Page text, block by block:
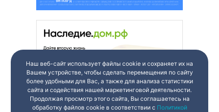
Наш веб-сайт использует файлы cookie и сохраняет их на
Вашем устройстве, чтобы сделать перемещения по сайту
более удобными для Вас, а также для анализа статистики
сайта и содействия нашей маркетинговой деятельности.
Продолжая просмотр этого сайта, Вы соглашаетесь на
обработку файлов cookie в соответствии с Политикой